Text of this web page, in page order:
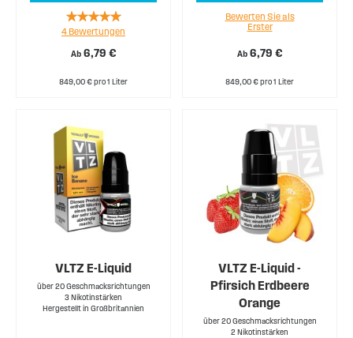
Ab 6,79 €
Rating:
100%
4 Bewertungen
849,00 € pro 1 Liter
Ab 6,79 €
Bewerten Sie als
Erster
849,00 € pro 1 Liter
VLTZ E-Liquid
über 20 Geschmacksrichtungen
3 Nikotinstärken
Hergestellt in Großbritannien
VLTZ E-Liquid -
Pfirsich Erdbeere
Orange
über 20 Geschmacksrichtungen
2 Nikotinstärken